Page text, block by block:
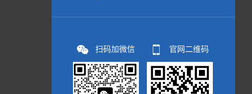
扫码加微信 官网二维码